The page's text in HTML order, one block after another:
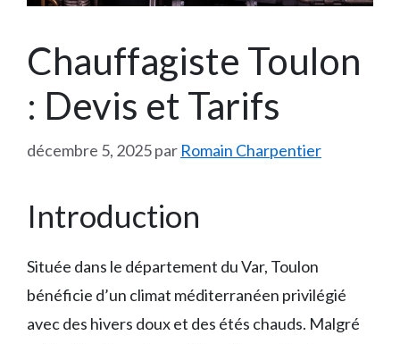
Chauffagiste Toulon
: Devis et Tarifs
décembre 5, 2025par Romain Charpentier
Introduction
Située dans le département du Var, Toulon
bénéficie d’un climat méditerranéen privilégié
avec des hivers doux et des étés chauds. Malgré